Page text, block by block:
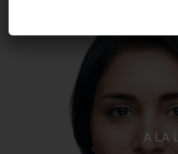
A LA